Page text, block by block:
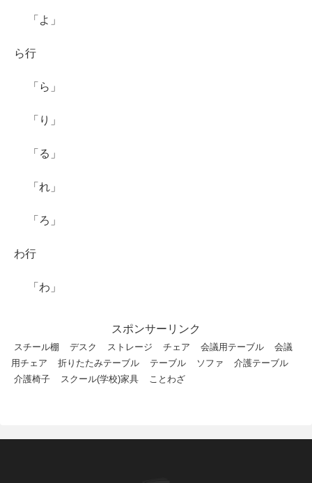
「よ」
ら行
「ら」
「り」
「る」
「れ」
「ろ」
わ行
「わ」
スポンサーリンク
スチール棚 デスク ストレージ チェア 会議用テーブル
会議
用チェア
折りたたみテーブル テーブル ソファ
介護テーブル
介護椅子
スクール(学校)家具 ことわざ